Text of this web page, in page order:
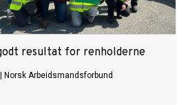
resultat for renholderne
Norsk Arbeidsmandsforbund